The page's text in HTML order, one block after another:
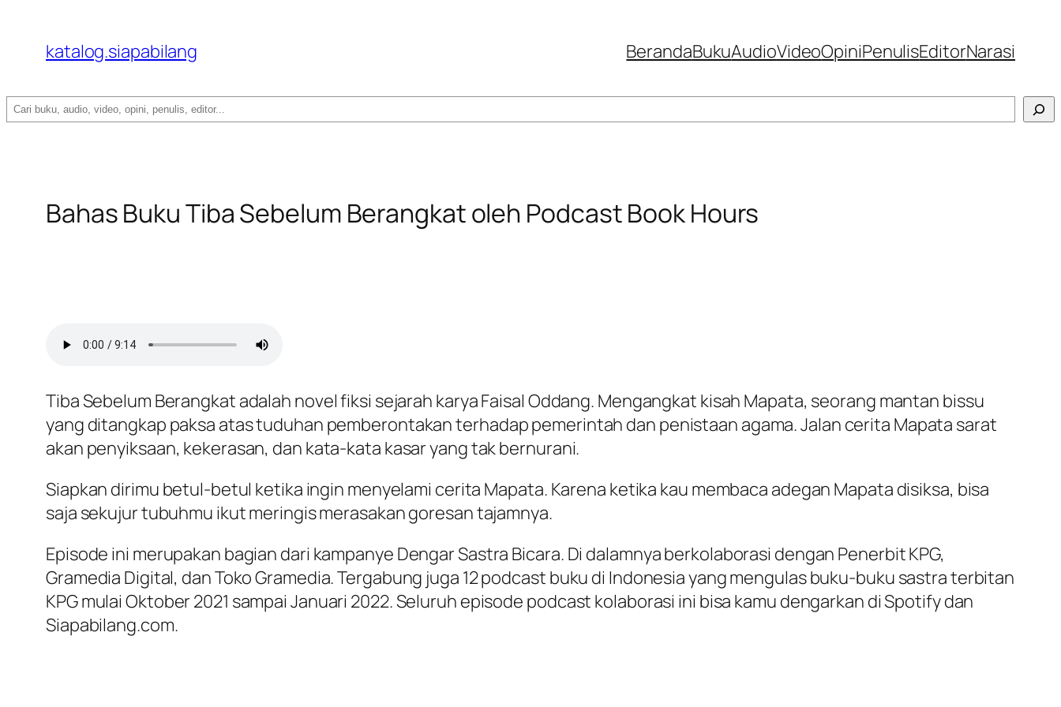
katalog.siapabilang BerandaBukuAudioVideoOpiniPenulisEditorNarasi
Search
Bahas Buku Tiba Sebelum Berangkat oleh Podcast Book Hours
Tiba Sebelum Berangkat adalah novel fiksi sejarah karya Faisal Oddang. Mengangkat kisah Mapata, seorang mantan bissu
yang ditangkap paksa atas tuduhan pemberontakan terhadap pemerintah dan penistaan agama. Jalan cerita Mapata sarat
akan penyiksaan, kekerasan, dan kata-kata kasar yang tak bernurani.
Siapkan dirimu betul-betul ketika ingin menyelami cerita Mapata. Karena ketika kau membaca adegan Mapata disiksa, bisa
saja sekujur tubuhmu ikut meringis merasakan goresan tajamnya.
Episode ini merupakan bagian dari kampanye Dengar Sastra Bicara. Di dalamnya berkolaborasi dengan Penerbit KPG,
Gramedia Digital, dan Toko Gramedia. Tergabung juga 12 podcast buku di Indonesia yang mengulas buku-buku sastra terbitan
KPG mulai Oktober 2021 sampai Januari 2022. Seluruh episode podcast kolaborasi ini bisa kamu dengarkan di Spotify dan
Siapabilang.com.